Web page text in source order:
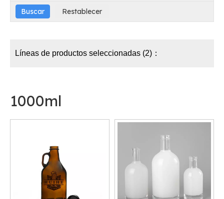
Líneas de productos seleccionadas (2)：
1000ml